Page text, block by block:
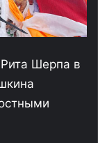
Шерпа в